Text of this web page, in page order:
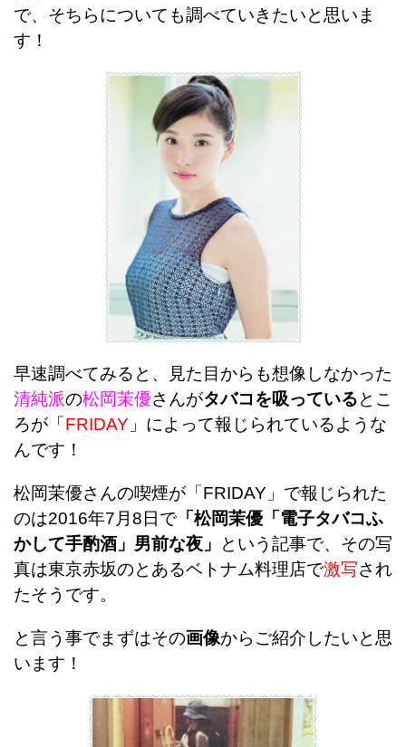
で、そちらについても調べていきたいと思いま
す！
早速調べてみると、見た目からも想像しなかった
清純派の松岡茉優さんがタバコを吸っているとこ
ろが「FRIDAY 」によって報じられているような
んです！
松岡茉優さんの喫煙が「FRIDAY」で報じられた
のは2016年7月8日で 「松岡茉優「電子タバコふ
かして手酌酒」男前な夜」
という記事で、その写
真は東京赤坂のとあるベトナム料理店で激写され
たそうです。
と言う事でまずはその画像からご紹介したいと思
います！